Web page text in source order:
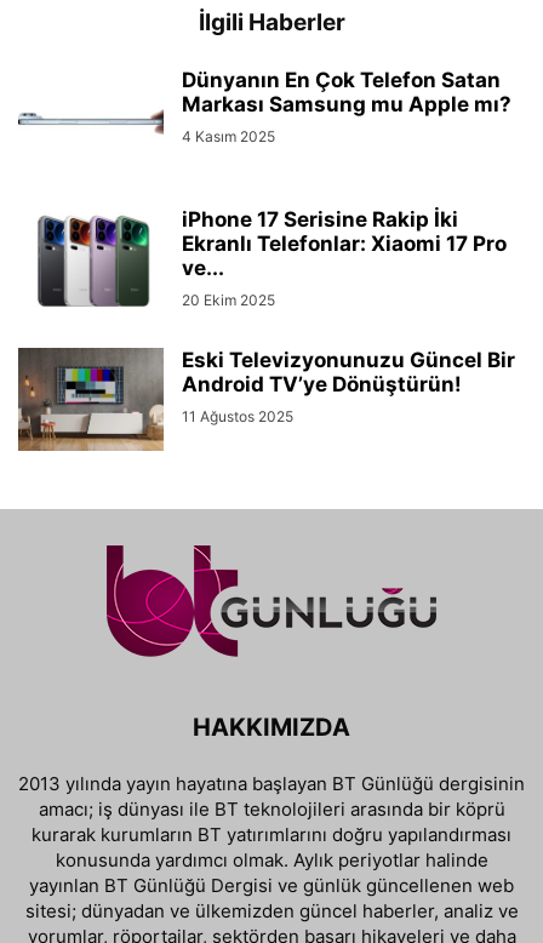
İlgili Haberler
Dünyanın En Çok Telefon Satan
Markası Samsung mu Apple mı?
4 Kasım 2025
iPhone 17 Serisine Rakip İki
Ekranlı Telefonlar: Xiaomi 17 Pro
ve...
20 Ekim 2025
Eski Televizyonunuzu Güncel Bir
Android TV’ye Dönüştürün!
11 Ağustos 2025
HAKKIMIZDA
2013 yılında yayın hayatına başlayan BT Günlüğü dergisinin
amacı; iş dünyası ile BT teknolojileri arasında bir köprü
kurarak kurumların BT yatırımlarını doğru yapılandırması
konusunda yardımcı olmak. Aylık periyotlar halinde
yayınlan BT Günlüğü Dergisi ve günlük güncellenen web
sitesi; dünyadan ve ülkemizden güncel haberler, analiz ve
yorumlar, röportajlar, sektörden başarı hikayeleri ve daha